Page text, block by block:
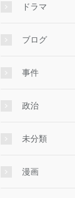
ドラマ
ブログ
事件
政治
未分類
漫画